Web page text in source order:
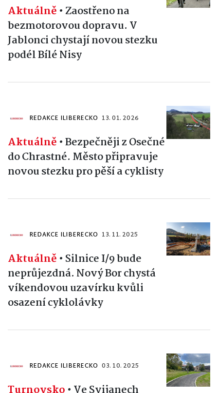
Aktuálně • Zaostřeno na
bezmotorovou dopravu. V
Jablonci chystají novou stezku
podél Bílé Nisy
REDAKCE ILIBERECKO 13. 01. 2026
Aktuálně •Bezpečněji z Osečné
do Chrastné. Město připravuje
novou stezku pro pěší a cyklisty
REDAKCE ILIBERECKO 13. 11. 2025
Aktuálně • Silnice I/9 bude
neprůjezdná. Nový Bor chystá
víkendovou uzavírku kvůli
osazení cyklolávky
REDAKCE ILIBERECKO 03. 10. 2025